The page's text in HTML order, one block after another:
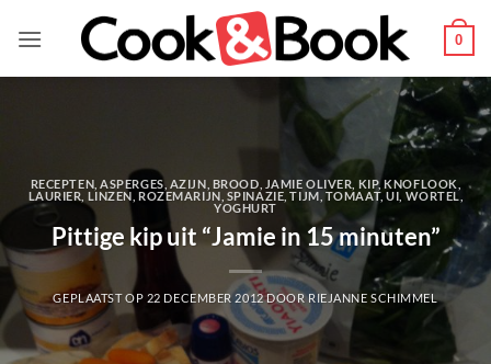
naar
0
RECEPTEN ,ASPERGES AZIJN BROOD JAMIE OLIVER KIP,KNOFLOOK
LAURIER LINZEN ,ROZEMARIJN SPINAZIE ,TIJM TOMAAT,UI WORTEL
YOGHURT
Pittige kip uit “Jamie in 15 minuten”
GEPLAATST OP 22 DECEMBER 2012DOORRIEJANNE SCHIMMEL